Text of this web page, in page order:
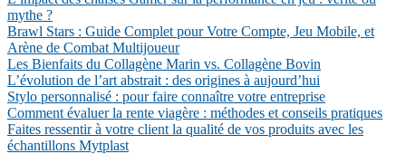
mythe ?
Brawl Stars : Guide Complet pour Votre Compte, Jeu Mobile, et
Arène de Combat Multijoueur
Les Bienfaits du Collagène Marin vs. Collagène Bovin
L’évolution de l’art abstrait : des origines à aujourd’hui
Stylo personnalisé : pour faire connaître votre entreprise
Comment évaluer la rente viagère : méthodes et conseils pratiques
Faites ressentir à votre client la qualité de vos produits avec les
échantillons Mytplast